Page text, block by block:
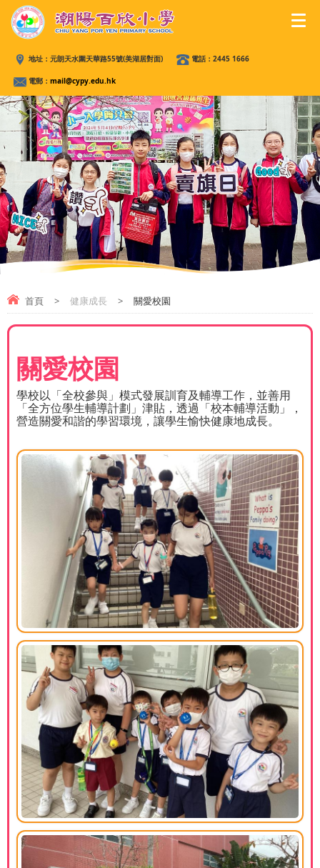
地址： 元朗天水圍天華路55號(美湖居對面) 電話： 2445 1666
電郵： mail@cypy.edu.hk
首頁 > 健康成長 > 關愛校園
關愛校園
學校以「全校參與」模式發展訓育及輔導工作，並善用
「全方位學生輔導計劃」津貼，透過「校本輔導活動」，
營造關愛和諧的學習環境，讓學生愉快健康地成長。